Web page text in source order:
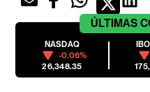
ÚLTIMAS
NASDAQ
-0.06%
26,348.35